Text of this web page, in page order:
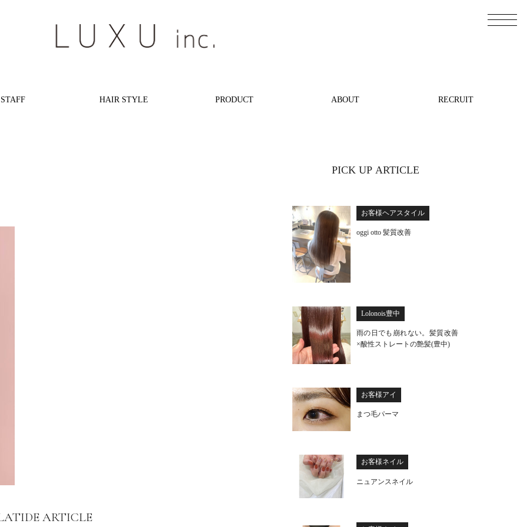
STAFF HAIR STYLE PRODUCT ABOUT RECRUIT
ARTICLE
PICK UP ARTICLE
お客様ヘアスタイル
oggi otto 髪質改善
Lolonois豊中
雨の日でも崩れない。髪質改善
×酸性ストレートの艶髪(豊中)
お客様アイ
まつ毛パーマ
お客様ネイル
ニュアンスネイル